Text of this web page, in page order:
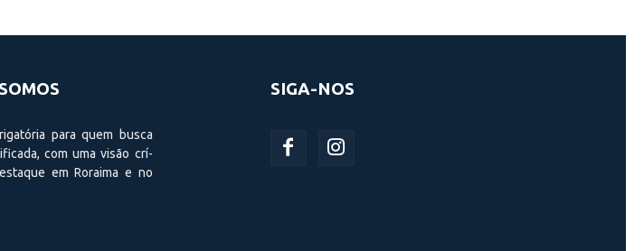
para quem busca
com uma visão crí­
em Roraima e no
SIGA-NOS